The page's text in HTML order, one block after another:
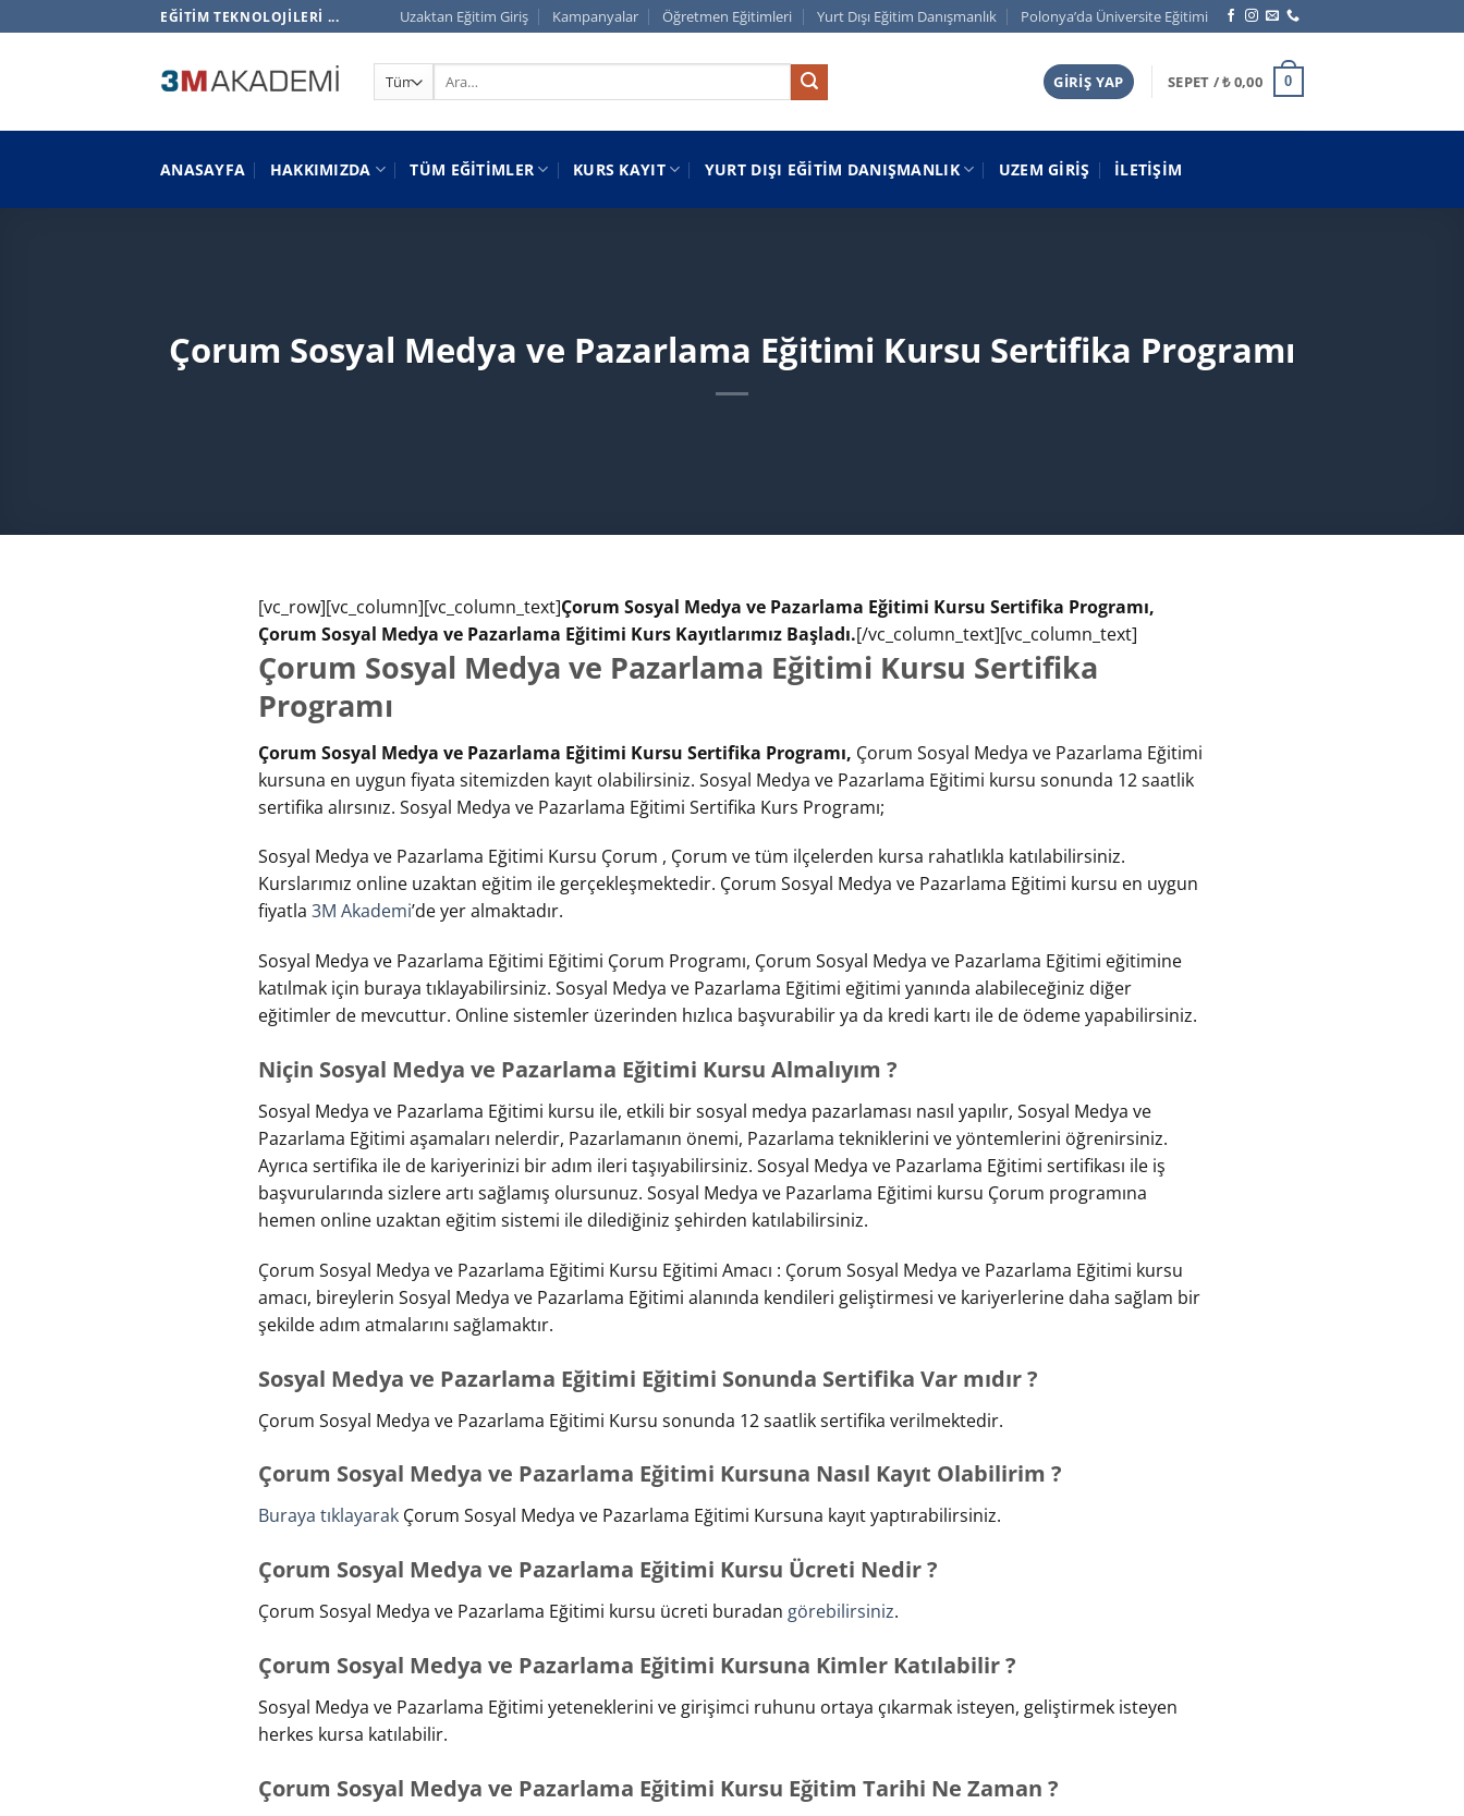
atla
EĞITIM TEKNOLOJILERI ... Uzaktan Eğitim Giriş Kampanyalar Öğretmen Eğitimleri Yurt Dışı Eğitim Danışmanlık Polonya’da Üniversite Eğitimi
Ara: GIRIŞ YAP SEPET /₺0,00 0
ANASAYFA HAKKIMIZDA TÜM EĞITIMLER KURS KAYIT YURT DIŞI EĞITIM DANIŞMANLIK UZEM GIRIŞ İLETIŞIM
Çorum Sosyal Medya ve Pazarlama Eğitimi Kursu Sertifika Programı
[vc_row][vc_column][vc_column_text]Çorum Sosyal Medya ve Pazarlama Eğitimi Kursu Sertifika Programı,
Çorum Sosyal Medya ve Pazarlama Eğitimi Kurs Kayıtlarımız Başladı.[/vc_column_text][vc_column_text]
Çorum Sosyal Medya ve Pazarlama Eğitimi Kursu Sertifika
Programı
Çorum Sosyal Medya ve Pazarlama Eğitimi Kursu Sertifika Programı, Çorum Sosyal Medya ve Pazarlama Eğitimi
kursuna en uygun fiyata sitemizden kayıt olabilirsiniz. Sosyal Medya ve Pazarlama Eğitimi kursu sonunda 12 saatlik
sertifika alırsınız. Sosyal Medya ve Pazarlama Eğitimi Sertifika Kurs Programı;
Sosyal Medya ve Pazarlama Eğitimi Kursu Çorum , Çorum ve tüm ilçelerden kursa rahatlıkla katılabilirsiniz.
Kurslarımız online uzaktan eğitim ile gerçekleşmektedir. Çorum Sosyal Medya ve Pazarlama Eğitimi kursu en uygun
fiyatla 3M Akademi’de yer almaktadır.
Sosyal Medya ve Pazarlama Eğitimi Eğitimi Çorum Programı, Çorum Sosyal Medya ve Pazarlama Eğitimi eğitimine
katılmak için buraya tıklayabilirsiniz. Sosyal Medya ve Pazarlama Eğitimi eğitimi yanında alabileceğiniz diğer
eğitimler de mevcuttur. Online sistemler üzerinden hızlıca başvurabilir ya da kredi kartı ile de ödeme yapabilirsiniz.
Niçin Sosyal Medya ve Pazarlama Eğitimi Kursu Almalıyım ?
Sosyal Medya ve Pazarlama Eğitimi kursu ile, etkili bir sosyal medya pazarlaması nasıl yapılır, Sosyal Medya ve
Pazarlama Eğitimi aşamaları nelerdir, Pazarlamanın önemi, Pazarlama tekniklerini ve yöntemlerini öğrenirsiniz.
Ayrıca sertifika ile de kariyerinizi bir adım ileri taşıyabilirsiniz. Sosyal Medya ve Pazarlama Eğitimi sertifikası ile iş
başvurularında sizlere artı sağlamış olursunuz. Sosyal Medya ve Pazarlama Eğitimi kursu Çorum programına
hemen online uzaktan eğitim sistemi ile dilediğiniz şehirden katılabilirsiniz.
Çorum Sosyal Medya ve Pazarlama Eğitimi Kursu Eğitimi Amacı : Çorum Sosyal Medya ve Pazarlama Eğitimi kursu
amacı, bireylerin Sosyal Medya ve Pazarlama Eğitimi alanında kendileri geliştirmesi ve kariyerlerine daha sağlam bir
şekilde adım atmalarını sağlamaktır.
Sosyal Medya ve Pazarlama Eğitimi Eğitimi Sonunda Sertifika Var mıdır ?
Çorum Sosyal Medya ve Pazarlama Eğitimi Kursu sonunda 12 saatlik sertifika verilmektedir.
Çorum Sosyal Medya ve Pazarlama Eğitimi Kursuna Nasıl Kayıt Olabilirim ?
Buraya tıklayarak Çorum Sosyal Medya ve Pazarlama Eğitimi Kursuna kayıt yaptırabilirsiniz.
Çorum Sosyal Medya ve Pazarlama Eğitimi Kursu Ücreti Nedir ?
Çorum Sosyal Medya ve Pazarlama Eğitimi kursu ücreti buradan görebilirsiniz.
Çorum Sosyal Medya ve Pazarlama Eğitimi Kursuna Kimler Katılabilir ?
Sosyal Medya ve Pazarlama Eğitimi yeteneklerini ve girişimci ruhunu ortaya çıkarmak isteyen, geliştirmek isteyen
herkes kursa katılabilir.
Çorum Sosyal Medya ve Pazarlama Eğitimi Kursu Eğitim Tarihi Ne Zaman ?